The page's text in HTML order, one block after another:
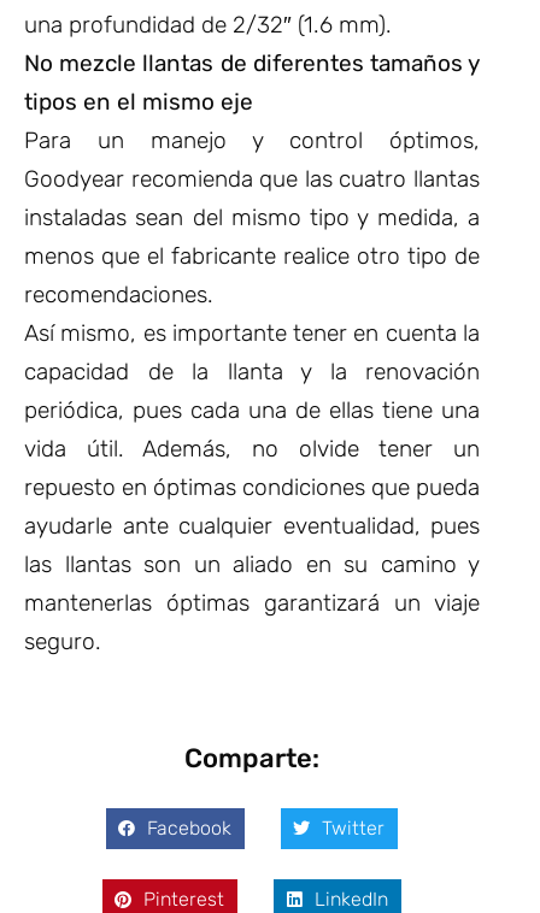
una profundidad de 2/32″ (1.6 mm).
No mezcle llantas de diferentes tamaños y
tipos en el mismo eje
Para un manejo y control óptimos,
Goodyear recomienda que las cuatro llantas
instaladas sean del mismo tipo y medida, a
menos que el fabricante realice otro tipo de
recomendaciones.
Así mismo, es importante tener en cuenta la
capacidad de la llanta y la renovación
periódica, pues cada una de ellas tiene una
vida útil. Además, no olvide tener un
repuesto en óptimas condiciones que pueda
ayudarle ante cualquier eventualidad, pues
las llantas son un aliado en su camino y
mantenerlas óptimas garantizará un viaje
seguro.
Comparte:
Facebook Twitter
Pinterest LinkedIn